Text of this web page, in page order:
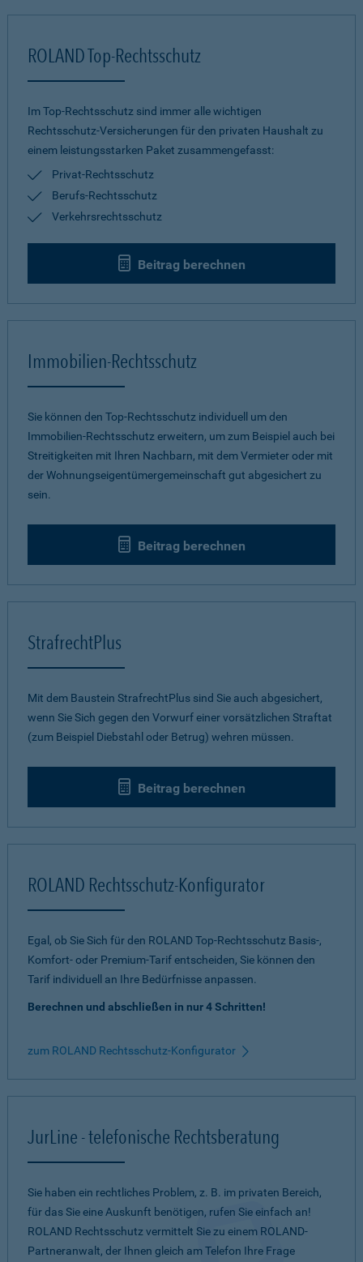
ROLAND Top-Rechtsschutz
Im Top-Rechtsschutz sind immer alle wichtigen
Rechtsschutz-Versicherungen für den privaten Haushalt zu
einem leistungsstarken Paket zusammengefasst:
Privat-Rechtsschutz
Berufs-Rechtsschutz
Verkehrsrechtsschutz
Beitrag berechnen
Immobilien-Rechtsschutz
Sie können den Top-Rechtsschutz individuell um den
Immobilien-Rechtsschutz erweitern, um zum Beispiel auch bei
Streitigkeiten mit Ihren Nachbarn, mit dem Vermieter oder mit
der Wohnungseigentümergemeinschaft gut abgesichert zu
sein.
Beitrag berechnen
StrafrechtPlus
Mit dem Baustein StrafrechtPlus sind Sie auch abgesichert,
wenn Sie Sich gegen den Vorwurf einer vorsätzlichen Straftat
(zum Beispiel Diebstahl oder Betrug) wehren müssen.
Beitrag berechnen
ROLAND Rechtsschutz-Konfigurator
Egal, ob Sie Sich für den ROLAND Top-Rechtsschutz Basis-,
Komfort- oder Premium-Tarif entscheiden, Sie können den
Tarif individuell an Ihre Bedürfnisse anpassen.
Berechnen und abschließen in nur 4 Schritten!
zum ROLAND Rechtsschutz-Konfigurator
JurLine - telefonische Rechtsberatung
Sie haben ein rechtliches Problem, z. B. im privaten Bereich,
für das Sie eine Auskunft benötigen, rufen Sie einfach an!
ROLAND Rechtsschutz vermittelt Sie zu einem ROLAND-
Partneranwalt, der Ihnen gleich am Telefon Ihre Frage